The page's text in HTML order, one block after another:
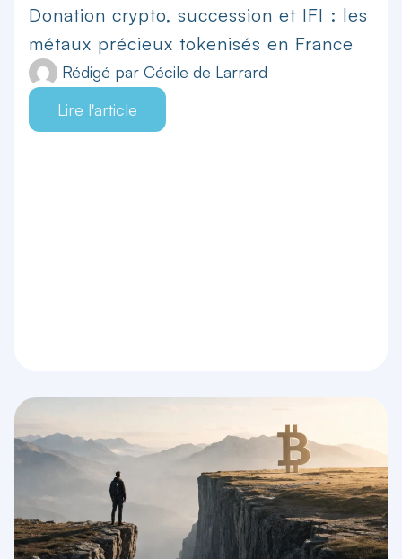
Donation crypto, succession et IFI : les
métaux précieux tokenisés en France
Rédigé par Cécile de Larrard
Lire l'article